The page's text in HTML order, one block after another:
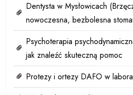
Dentysta w Mysłowicach
nowoczesna, bezbolesna
Psychoterapia
jak znaleźć skuteczną pomoc
Protezy i ortezy DAFO w